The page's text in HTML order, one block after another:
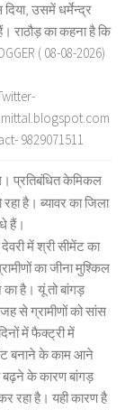
उसमें धर्मेन्द्र
राठौड़ का कहना है कि
( 08-08-2026)
9829071511
प्रतिबंधित केमिकल
है। ब्यावर का जिला
हैं।
में श्री सीमेंट का
का जीना मुश्किल
है। यूं तो बांगड़
से ग्रामीणों को सांस
में फैक्ट्री में
बनाने के काम आने
बढ़ने के कारण बांगड़
रहा है। यही कारण है